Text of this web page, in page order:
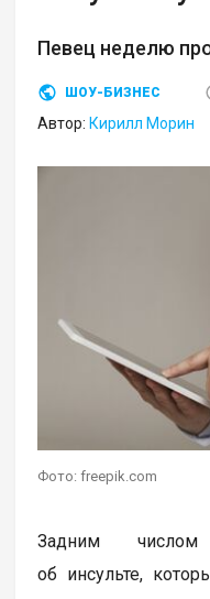
Певец неделю
ШОУ-БИЗНЕС
Автор: Кирилл Морин
Фото: freepik.com
Задним числом
об инсульте,